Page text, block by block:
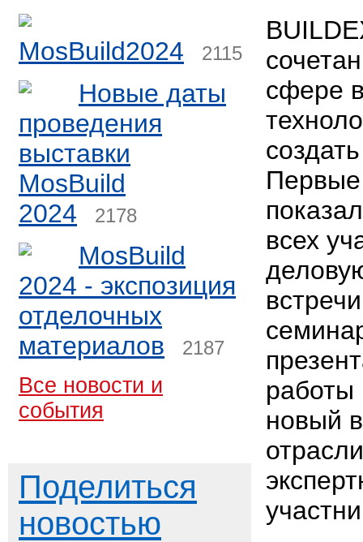
MosBuild2024 2115
Новые даты
проведения
выставки
MosBuild
2024
2178
MosBuild
2024 - экспозиция
отделочных
материалов
2187
Все новости и
события
Поделиться
новостью
сфере
Первые
всех
работы
новый